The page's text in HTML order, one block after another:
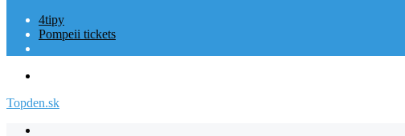
4tipy
Pompeii tickets
Topden.sk